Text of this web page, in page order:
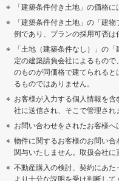
「建築条件付き土地」の価格
「建築条件付き土地」の「建
例であり、プランの採用可否は
「土地（建築条件なし）」の
定の建築請負会社によるもの
のものが同価格で建てられる
るものではありません。
お客様が入力する個人情報を
社に送信され、そこで管理され
お問い合わせをされたお客様へ
物件に関するお客様のお問い
関与いたしません。取扱会社に
不動産購入の検討、契約にあ
より十分な説明を受け判断して